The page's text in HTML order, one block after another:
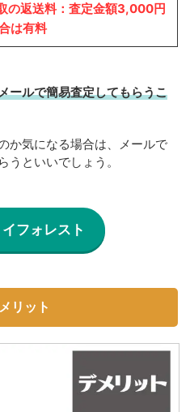
の返送料：査定金額3,000円
は有料
ールで簡易査定してもらうこ
か気になる場合は、メールで
うといいでしょう。
イフォレスト
リット